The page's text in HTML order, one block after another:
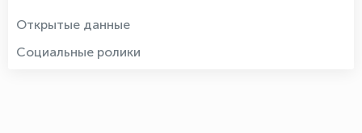
Открытые данные
Социальные ролики